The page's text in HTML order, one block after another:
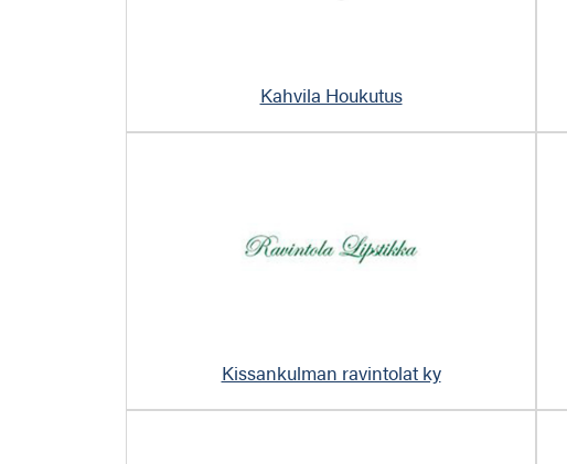
Kahvila Houkutus
Kissankulman ravintolat ky